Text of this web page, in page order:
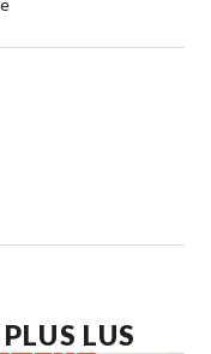
LUS